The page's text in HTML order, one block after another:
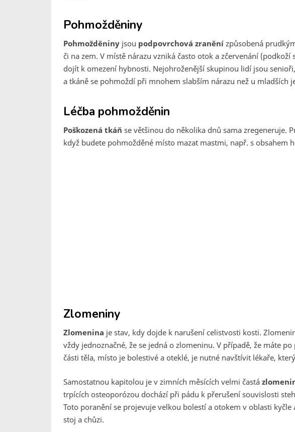
Pohmožděniny
Pohmožděniny jsou podpovrchová zranění způsobená
či na zem. V místě nárazu vzniká často otok a zčervenání
dojít k omezení hybnosti. Nejohroženější skupinou lidí jsou
a tkáně se pohmoždí při mnohem slabším nárazu než u mladších
Léčba pohmožděnin
Poškozená tkáň se většinou do několika dnů sama zregeneruje.
když budete pohmožděné místo mazat mastmi, např. s obsahem
Zlomeniny
Zlomenina je stav, kdy dojde k narušení celistvosti kosti.
vždy jednoznačné, že se jedná o zlomeninu. V případě, že máte
části těla, místo je bolestivé a oteklé, je nutné navštívit lékaře,
Samostatnou kapitolou je v zimních měsících velmi častá
trpících osteoporózou dochází při pádu k přerušení souvislosti
Toto poranění se projevuje velkou bolestí a otokem v oblasti
stoj a chůzi.